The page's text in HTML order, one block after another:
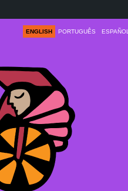
ENGLISH PORTUGUÊS ESPAÑOL